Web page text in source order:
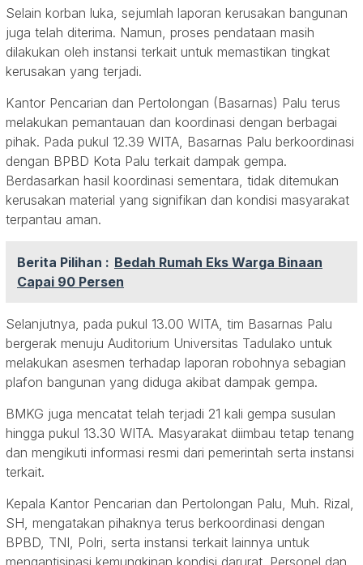
Selain korban luka, sejumlah laporan kerusakan bangunan
juga telah diterima. Namun, proses pendataan masih
dilakukan oleh instansi terkait untuk memastikan tingkat
kerusakan yang terjadi.
Kantor Pencarian dan Pertolongan (Basarnas) Palu terus
melakukan pemantauan dan koordinasi dengan berbagai
pihak. Pada pukul 12.39 WITA, Basarnas Palu berkoordinasi
dengan BPBD Kota Palu terkait dampak gempa.
Berdasarkan hasil koordinasi sementara, tidak ditemukan
kerusakan material yang signifikan dan kondisi masyarakat
terpantau aman.
Berita Pilihan : Bedah Rumah Eks Warga Binaan
Capai 90 Persen
Selanjutnya, pada pukul 13.00 WITA, tim Basarnas Palu
bergerak menuju Auditorium Universitas Tadulako untuk
melakukan asesmen terhadap laporan robohnya sebagian
plafon bangunan yang diduga akibat dampak gempa.
BMKG juga mencatat telah terjadi 21 kali gempa susulan
hingga pukul 13.30 WITA. Masyarakat diimbau tetap tenang
dan mengikuti informasi resmi dari pemerintah serta instansi
terkait.
Kepala Kantor Pencarian dan Pertolongan Palu, Muh. Rizal,
SH, mengatakan pihaknya terus berkoordinasi dengan
BPBD, TNI, Polri, serta instansi terkait lainnya untuk